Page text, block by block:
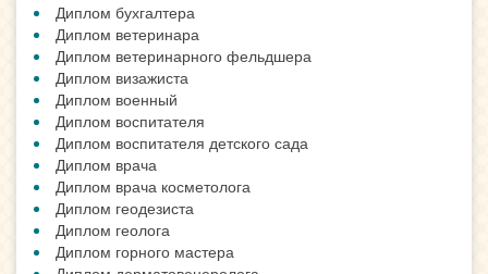
Диплом бухгалтера
Диплом ветеринара
Диплом ветеринарного фельдшера
Диплом визажиста
Диплом военный
Диплом воспитателя
Диплом воспитателя детского сада
Диплом врача
Диплом врача косметолога
Диплом геодезиста
Диплом геолога
Диплом горного мастера